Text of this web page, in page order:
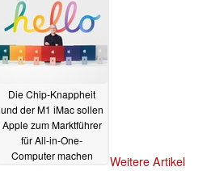
Die Chip-Knappheit
und der M1 iMac sollen
Apple zum Marktführer
für All-in-One-
Computer machen
Weitere Artikel